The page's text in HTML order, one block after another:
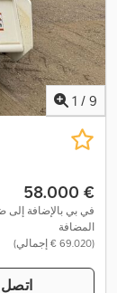
1 / 9
‏58.000 €
المضافة
(‏69.020 € إجمالي)
اتصل